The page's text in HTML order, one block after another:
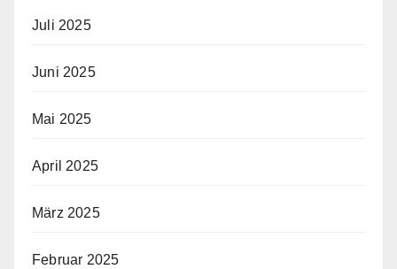
Juli 2025
Juni 2025
Mai 2025
April 2025
März 2025
Februar 2025